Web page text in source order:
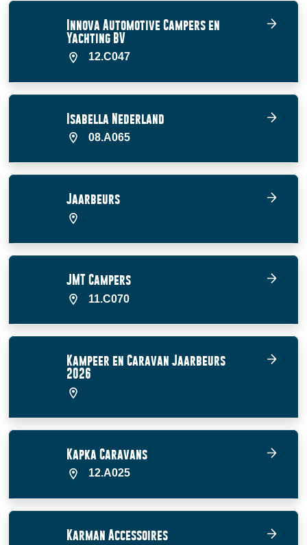
Innova Automotive Campers en
Yachting BV
12.C047
Isabella Nederland
08.A065
Jaarbeurs
JMT Campers
11.C070
Kampeer en Caravan Jaarbeurs
2026
Kapka Caravans
12.A025
Karman Accessoires